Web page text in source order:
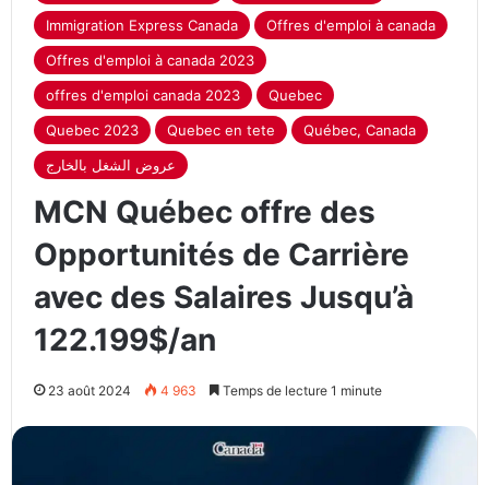
Immigration Express Canada
Offres d'emploi à canada
Offres d'emploi à canada 2023
offres d'emploi canada 2023
Quebec
Quebec 2023
Quebec en tete
Québec, Canada
عروض الشغل بالخارج
MCN Québec offre des
Opportunités de Carrière
avec des Salaires Jusqu’à
122.199$/an
23 août 2024 4 963 Temps de lecture 1 minute